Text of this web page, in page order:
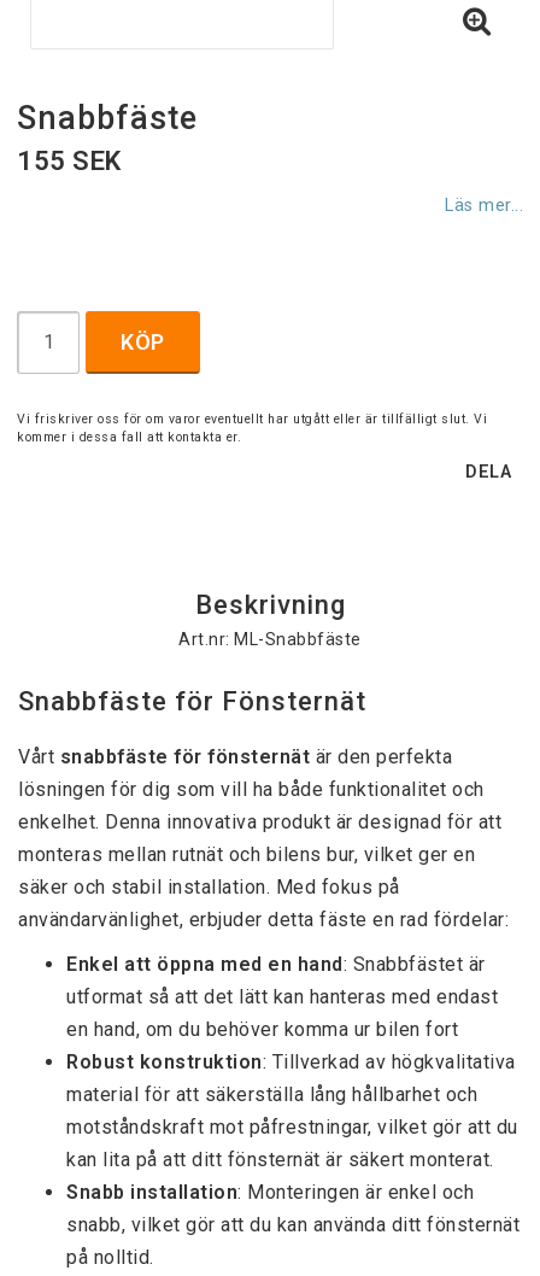
Snabbfäste
155 SEK
Läs mer...
KÖP
Vi friskriver oss för om varor eventuellt har utgått eller är tillfälligt slut. Vi
kommer i dessa fall att kontakta er.
DELA
Beskrivning
Art.nr: ML-Snabbfäste
Snabbfäste för Fönsternät
Vårt snabbfäste för fönsternät är den perfekta
lösningen för dig som vill ha både funktionalitet och
enkelhet. Denna innovativa produkt är designad för att
monteras mellan rutnät och bilens bur, vilket ger en
säker och stabil installation. Med fokus på
användarvänlighet, erbjuder detta fäste en rad fördelar:
Enkel att öppna med en hand: Snabbfästet är
utformat så att det lätt kan hanteras med endast
en hand, om du behöver komma ur bilen fort
Robust konstruktion: Tillverkad av högkvalitativa
material för att säkerställa lång hållbarhet och
motståndskraft mot påfrestningar, vilket gör att du
kan lita på att ditt fönsternät är säkert monterat.
Snabb installation: Monteringen är enkel och
snabb, vilket gör att du kan använda ditt fönsternät
på nolltid.